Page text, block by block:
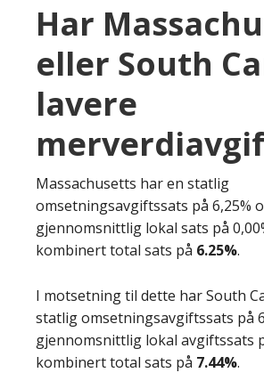
Har
eller South
lavere
Massachusetts har en statlig
omsetningsavgiftssats på 6,25%
gjennomsnittlig lokal sats på
kombinert total sats på 6.25%.
I motsetning til dette har South
statlig omsetningsavgiftssats på
gjennomsnittlig lokal avgiftssats
kombinert total sats på 7.44%.